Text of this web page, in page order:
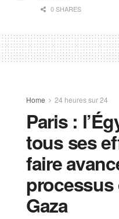
0 SHARES
Home 24 heures sur 24
Paris :
tous ses
faire
processus
Gaza